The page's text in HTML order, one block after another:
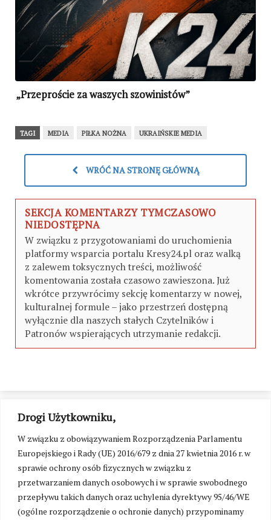
Drogi Użytkowniku,
W związku z obowiązywaniem Rozporządzenia Parlamentu
Europejskiego i Rady (UE) 2016/679 z dnia 27 kwietnia 2016 r. w
sprawie ochrony osób fizycznych w związku z
przetwarzaniem danych osobowych i w sprawie swobodnego
przepływu takich danych oraz uchylenia dyrektywy 95/46/WE
(ogólne rozporządzenie o ochronie danych) przypominamy
„Przeproście za waszych szowinistów”
TAGI MEDIA PIŁKA NOŻNA UKRAIŃSKIE MEDIA
WRÓĆ NA STRONĘ GŁÓWNĄ
SEKCJA KOMENTARZY TYMCZASOWO
NIEDOSTĘPNA
W związku z przygotowaniami do uruchomienia
platformy wsparcia portalu Kresy24.pl oraz walką
z zalewem toksycznych treści, możliwość
komentowania została czasowo zawieszona. Już
wkrótce przywrócimy sekcję komentarzy w nowej,
kulturalnej formule – jako przestrzeń dostępną
wyłącznie dla naszych stałych Czytelników i
Patronów wspierających utrzymanie redakcji.